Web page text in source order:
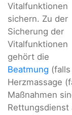
Vitalfunktionen
sichern. Zu der
Sicherung der
Vitalfunktionen
gehört die
Beatmung
Herzmassage
Maßnahmen